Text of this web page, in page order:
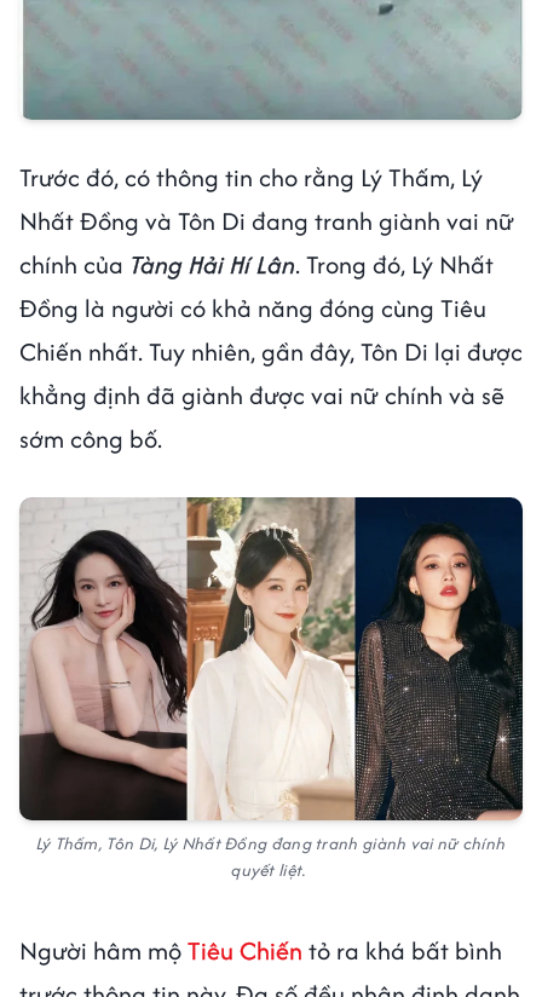
Trước đó, có thông tin cho rằng Lý Thấm, Lý
Nhất Đồng và Tôn Di đang tranh giành vai nữ
chính của Tàng Hải Hí Lân. Trong đó, Lý Nhất
Đồng là người có khả năng đóng cùng Tiêu
Chiến nhất. Tuy nhiên, gần đây, Tôn Di lại được
khẳng định đã giành được vai nữ chính và sẽ
sớm công bố.
Lý Thấm, Tôn Di, Lý Nhất Đồng đang tranh giành vai nữ chính
quyết liệt.
Người hâm mộTiêu Chiến tỏ ra khá bất bình